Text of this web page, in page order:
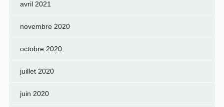
avril 2021
novembre 2020
octobre 2020
juillet 2020
juin 2020